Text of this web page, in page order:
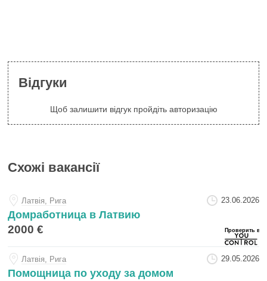
Відгуки
Щоб залишити відгук пройдіть авторизацію
Схожі вакансії
Латвiя, Рига 23.06.2026
Домработница в Латвию
2000 €
Латвiя, Рига 29.05.2026
Помощница по уходу за домом